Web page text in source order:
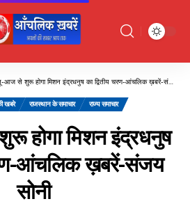
से शुरू होगा मिशन इंद्रधनुष का द्वितीय चरण-आंचलिक ख़बरें-संजय सोनी
खबरे राजस्थान के समाचार राज्य समाचार
मिशन इंद्रधनुष
आंचलिक ख़बरें-संजय
सोनी